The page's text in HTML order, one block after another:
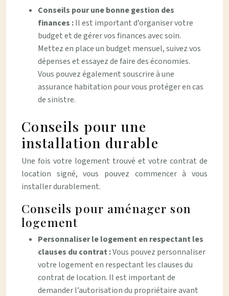
Conseils pour une bonne gestion des
finances :Il est important d’organiser votre
budget et de gérer vos finances avec soin.
Mettez en place un budget mensuel, suivez vos
dépenses et essayez de faire des économies.
Vous pouvez également souscrire à une
assurance habitation pour vous protéger en cas
de sinistre.
Conseils pour une
installation durable
Une fois votre logement trouvé et votre contrat de
location signé, vous pouvez commencer à vous
installer durablement.
Conseils pour aménager son
logement
Personnaliser le logement en respectant les
clauses du contrat :Vous pouvez personnaliser
votre logement en respectant les clauses du
contrat de location. Il est important de
demander l’autorisation du propriétaire avant